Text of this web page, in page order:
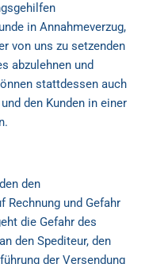
in Annahmeverzug,
von uns zu setzenden
abzulehnen und
stattdessen auch
den Kunden in einer
den
Rechnung und Gefahr
die Gefahr des
den Spediteur, den
der Versendung